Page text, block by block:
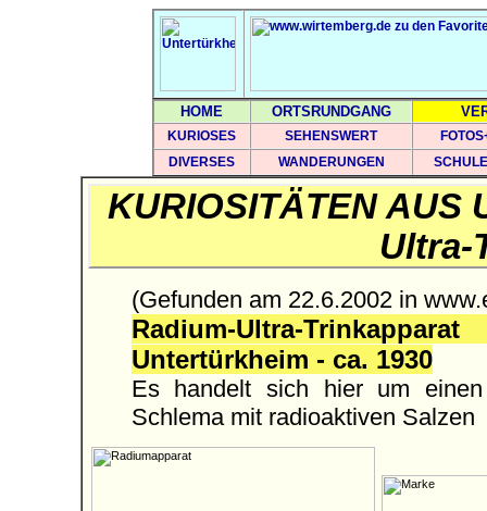
HOME ORTSRUNDGANG
KURIOSES SEHENSWERT
DIVERSES
WANDERUNGEN
KURIOSITÄTEN AUS
Ultra-
(Gefunden am 22.6.2002 in
Radium-Ultra-
Untertürkheim - ca. 1930
Es handelt sich hier um
Schlema mit radioaktiven Salzen